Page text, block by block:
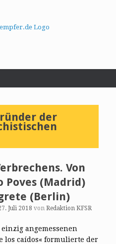
der
Von
Poves (Madrid)
(Berlin)
Juli 2018 von Redaktion KFSR
angemessenen
los caídos« formulierte der